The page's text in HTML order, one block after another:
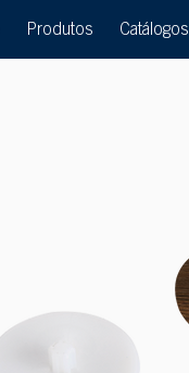
Produtos Catálogos